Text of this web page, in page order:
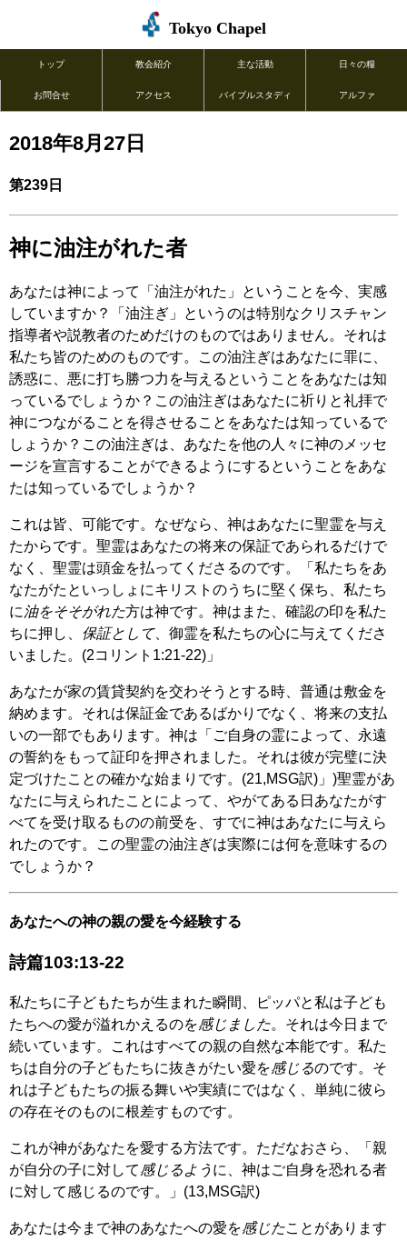
Tokyo Chapel
トップ 教会紹介 主な活動 日々の糧
お問合せ アクセス バイブルスタディ アルファ
2018年8月27日
第239日
神に油注がれた者
あなたは神によって「油注がれた」ということを今、実感
していますか？「油注ぎ」というのは特別なクリスチャン
指導者や説教者のためだけのものではありません。それは
私たち皆のためのものです。この油注ぎはあなたに罪に、
誘惑に、悪に打ち勝つ力を与えるということをあなたは知
っているでしょうか？この油注ぎはあなたに祈りと礼拝で
神につながることを得させることをあなたは知っているで
しょうか？この油注ぎは、あなたを他の人々に神のメッセ
ージを宣言することができるようにするということをあな
たは知っているでしょうか？
これは皆、可能です。なぜなら、神はあなたに聖霊を与え
たからです。聖霊はあなたの将来の保証であられるだけで
なく、聖霊は頭金を払ってくださるのです。「私たちをあ
なたがたといっしょにキリストのうちに堅く保ち、私たち
に 油をそそがれた方は神です。神はまた、確認の印を私た
ちに押し、 保証として、御霊を私たちの心に与えてくださ
いました。(2コリント1:21-22)」
あなたが家の賃貸契約を交わそうとする時、普通は敷金を
納めます。それは保証金であるばかりでなく、将来の支払
いの一部でもあります。神は「ご自身の霊によって、永遠
の誓約をもって証印を押されました。それは彼が完璧に決
定づけたことの確かな始まりです。(21,MSG訳)」)聖霊があ
なたに与えられたことによって、やがてある日あなたがす
べてを受け取るものの前受を、すでに神はあなたに与えら
れたのです。この聖霊の油注ぎは実際には何を意味するの
でしょうか？
あなたへの神の親の愛を今経験する
詩篇103:13-22
私たちに子どもたちが生まれた瞬間、ピッパと私は子ども
たちへの愛が溢れかえるのを感じました。それは今日まで
続いています。これはすべての親の自然な本能です。私た
ちは自分の子どもたちに抜きがたい愛を感じるのです。そ
れは子どもたちの振る舞いや実績にではなく、単純に彼ら
の存在そのものに根差すものです。
これが神があなたを愛する方法です。ただなおさら、「親
が自分の子に対して感じるよう に、神はご自身を恐れる者
に対して感じるのです。」(13,MSG訳)
あなたは今まで神のあなたへの愛を感じたことがあります